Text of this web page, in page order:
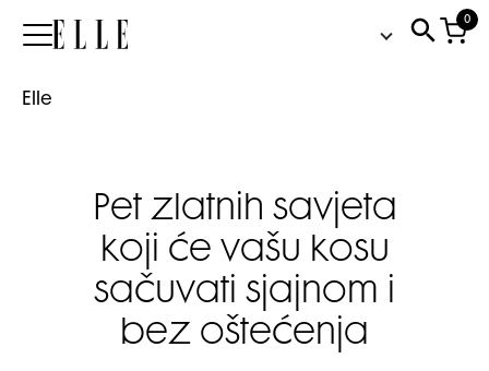
Elle
0
Elle
Pet zlatnih savjeta
koji će vašu kosu
sačuvati sjajnom i
bez oštećenja